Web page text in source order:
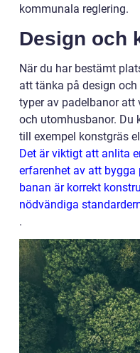
kommunala reglering.
Design och
När du har bestämt
att tänka på design
typer av padelbanor
och utomhusbanor. Du
till exempel konstgräs
Det är viktigt att anlita
erfarenhet av att
banan är korrekt
nödvändiga
.